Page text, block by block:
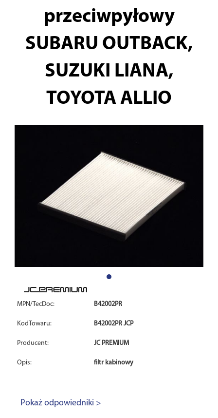
przeciwpyłowy
SUBARU OUTBACK,
SUZUKI LIANA,
TOYOTA ALLIO
MPN/TecDoc: B42002PR
KodTowaru: B42002PR JCP
Producent: JC PREMIUM
Opis: filtr kabinowy
Pokaż odpowiedniki >